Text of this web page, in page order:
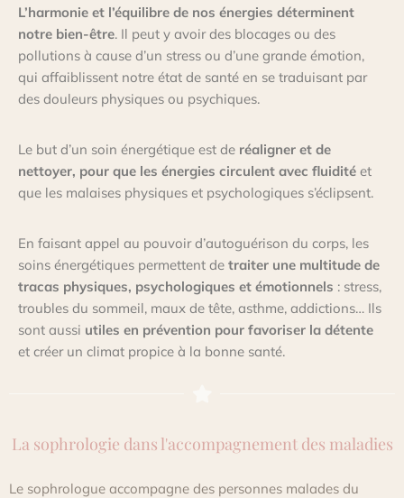
L’harmonie et l’équilibre de nos énergies déterminent
notre bien-être. Il peut y avoir des blocages ou des
pollutions à cause d’un stress ou d’une grande émotion,
qui affaiblissent notre état de santé en se traduisant par
des douleurs physiques ou psychiques.
Le but d’un soin énergétique est de réaligner et de
nettoyer, pour que les énergies circulent avec fluidité et
que les malaises physiques et psychologiques s’éclipsent.
En faisant appel au pouvoir d’autoguérison du corps, les
soins énergétiques permettent de traiter une multitude de
tracas physiques, psychologiques et émotionnels : stress,
troubles du sommeil, maux de tête, asthme, addictions… Ils
sont aussi utiles en prévention pour favoriser la détente
et créer un climat propice à la bonne santé.
La sophrologie dans l'accompagnement des maladies
Le sophrologue accompagne des personnes malades du